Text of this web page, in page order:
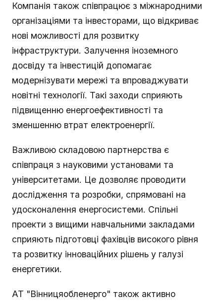
Компанія також співпрацює з міжнародними
організаціями та інвесторами, що відкриває
нові можливості для розвитку
інфраструктури. Залучення іноземного
досвіду та інвестицій допомагає
модернізувати мережі та впроваджувати
новітні технології. Такі заходи сприяють
підвищенню енергоефективності та
зменшенню втрат електроенергії.
Важливою складовою партнерства є
співпраця з науковими установами та
університетами. Це дозволяє проводити
дослідження та розробки, спрямовані на
удосконалення енергосистеми. Спільні
проекти з вищими навчальними закладами
сприяють підготовці фахівців високого рівня
та розвитку інноваційних рішень у галузі
енергетики.
АТ "Вінницяобленерго" також активно